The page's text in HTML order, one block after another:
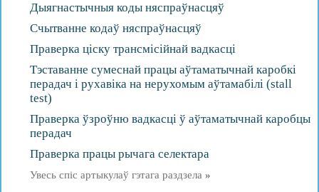
Дыягнастычныя коды няспраўнасцяў
Счытванне кодаў няспраўнасцяў
Праверка ціску трансмісійнай вадкасці
Тэставанне сумеснай працы аўтаматычнай каробкі
перадач і рухавіка на нерухомым аўтамабілі (stall
test)
Праверка ўзроўню вадкасці ў аўтаматычнай каробцы
перадач
Праверка працы рычага селектара
Увесь спіс артыкулаў гэтага раздзела »